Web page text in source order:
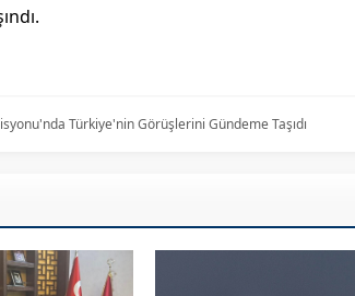
Türkiye'nin Görüşlerini Gündeme Taşıdı